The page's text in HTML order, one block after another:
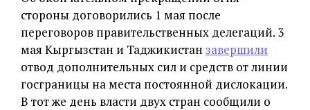
стороны договорились 1 мая после
переговоров правительственных делегаций. 3
мая Кыргызстан и Таджикистан завершили
отвод дополнительных сил и средств от линии
госграницы на места постоянной дислокации.
В тот же день власти двух стран сообщили о